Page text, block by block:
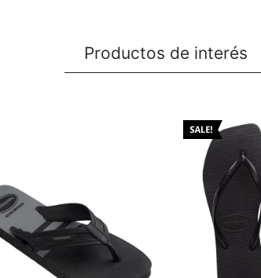
Productos de interés